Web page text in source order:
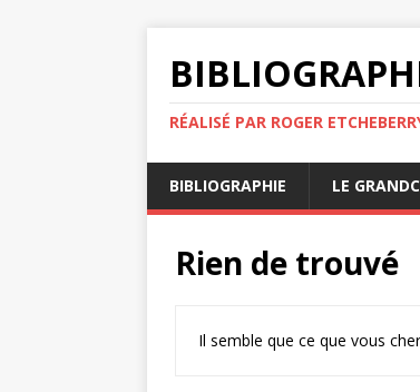
RÉALISÉ PAR ROGER
BIBLIOGRAPHIE LE
Rien de trouvé
Il semble que ce que vous